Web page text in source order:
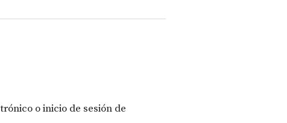
o inicio de sesión de